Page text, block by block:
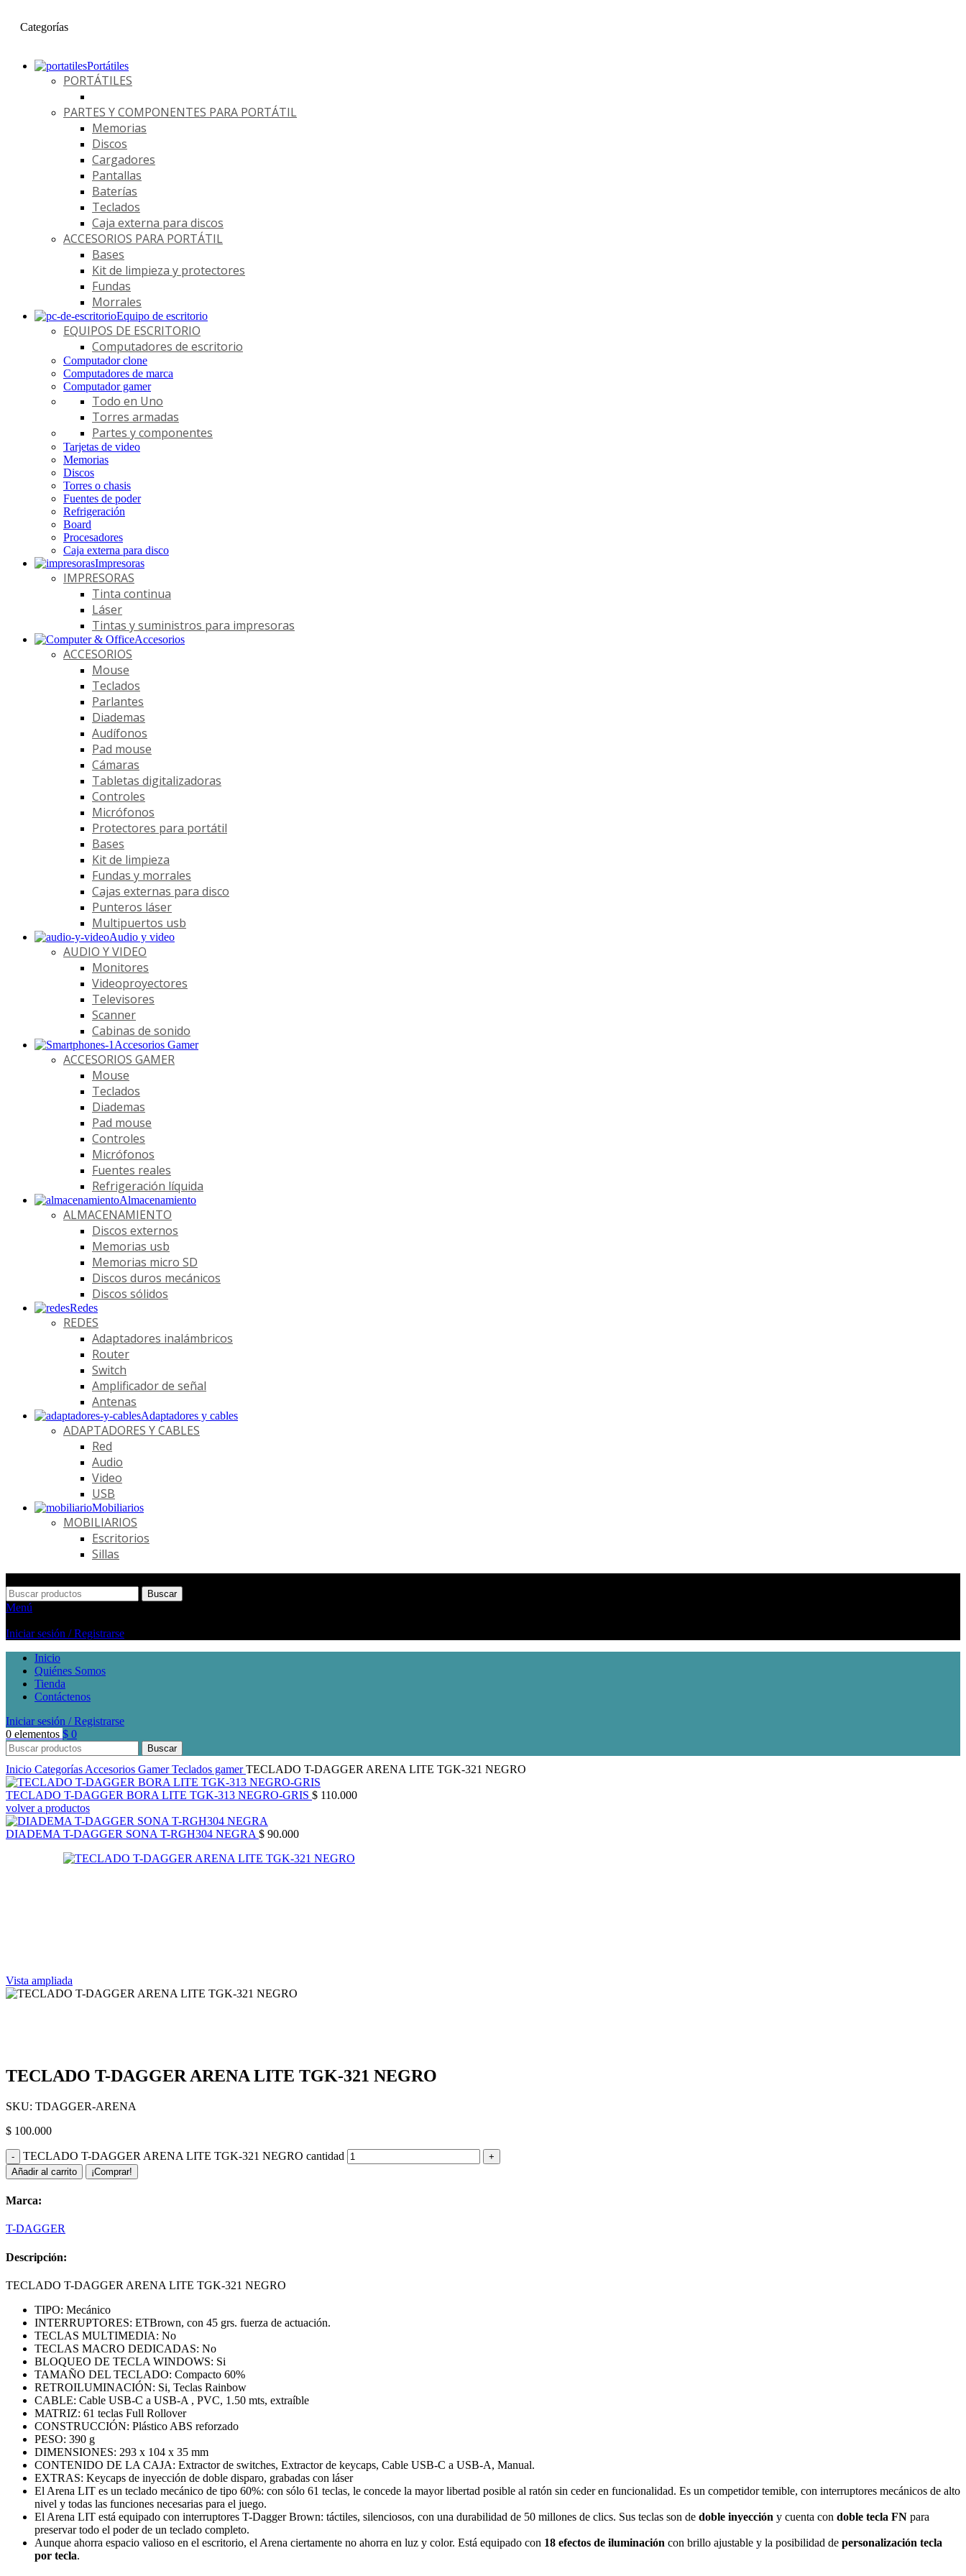
Categorías
Portátiles
PORTÁTILES
PARTES Y COMPONENTES PARA PORTÁTIL
Memorias
Discos
Cargadores
Pantallas
Baterías
Teclados
Caja externa para discos
ACCESORIOS PARA PORTÁTIL
Bases
Kit de limpieza y protectores
Fundas
Morrales
Equipo de escritorio
EQUIPOS DE ESCRITORIO
Computadores de escritorio
Computador clone
Computadores de marca
Computador gamer
Todo en Uno
Torres armadas
Partes y componentes
Tarjetas de video
Memorias
Discos
Torres o chasis
Fuentes de poder
Refrigeración
Board
Procesadores
Caja externa para disco
Impresoras
IMPRESORAS
Tinta continua
Láser
Tintas y suministros para impresoras
Accesorios
ACCESORIOS
Mouse
Teclados
Parlantes
Diademas
Audífonos
Pad mouse
Cámaras
Tabletas digitalizadoras
Controles
Micrófonos
Protectores para portátil
Bases
Kit de limpieza
Fundas y morrales
Cajas externas para disco
Punteros láser
Multipuertos usb
Audio y video
AUDIO Y VIDEO
Monitores
Videoproyectores
Televisores
Scanner
Cabinas de sonido
Accesorios Gamer
ACCESORIOS GAMER
Mouse
Teclados
Diademas
Pad mouse
Controles
Micrófonos
Fuentes reales
Refrigeración líquida
Almacenamiento
ALMACENAMIENTO
Discos externos
Memorias usb
Memorias micro SD
Discos duros mecánicos
Discos sólidos
Redes
REDES
Adaptadores inalámbricos
Router
Switch
Amplificador de señal
Antenas
Adaptadores y cables
ADAPTADORES Y CABLES
Red
Audio
Video
USB
Mobiliarios
MOBILIARIOS
Escritorios
Sillas
Buscar
Menú
Iniciar sesión / Registrarse
Inicio
Quiénes Somos
Tienda
Contáctenos
Iniciar sesión / Registrarse
0 elementos $ 0
Buscar
Inicio Categorías Accesorios GamerTeclados gamerTECLADO T-DAGGER ARENA LITE TGK-321 NEGRO
TECLADO T-DAGGER BORA LITE TGK-313 NEGRO-GRIS $ 110.000
volver a productos
DIADEMA T-DAGGER SONA T-RGH304 NEGRA $ 90.000
Vista ampliada
TECLADO T-DAGGER ARENA LITE TGK-321 NEGRO
SKU: TDAGGER-ARENA
$ 100.000
TECLADO T-DAGGER ARENA LITE TGK-321 NEGRO cantidad
Añadir al carrito ¡Comprar!
Marca:
T-DAGGER
Descripción:
TECLADO T-DAGGER ARENA LITE TGK-321 NEGRO
TIPO: Mecánico
INTERRUPTORES: ETBrown, con 45 grs. fuerza de actuación.
TECLAS MULTIMEDIA: No
TECLAS MACRO DEDICADAS: No
BLOQUEO DE TECLA WINDOWS: Si
TAMAÑO DEL TECLADO: Compacto 60%
RETROILUMINACIÓN: Si, Teclas Rainbow
CABLE: Cable USB-C a USB-A , PVC, 1.50 mts, extraíble
MATRIZ: 61 teclas Full Rollover
CONSTRUCCIÓN: Plástico ABS reforzado
PESO: 390 g
DIMENSIONES: 293 x 104 x 35 mm
CONTENIDO DE LA CAJA: Extractor de switches, Extractor de keycaps, Cable USB-C a USB-A, Manual.
EXTRAS: Keycaps de inyección de doble disparo, grabadas con láser
El Arena LIT es un teclado mecánico de tipo 60%: con sólo 61 teclas, le concede la mayor libertad posible al ratón sin ceder en funcionalidad. Es un competidor temible, con interruptores mecánicos de alto
nivel y todas las funciones necesarias para el juego.
El Arena LIT está equipado con interruptores T-Dagger Brown: táctiles, silenciosos, con una durabilidad de 50 millones de clics. Sus teclas son de doble inyección y cuenta con doble tecla FN para
preservar todo el poder de un teclado completo.
Aunque ahorra espacio valioso en el escritorio, el Arena ciertamente no ahorra en luz y color. Está equipado con 18 efectos de iluminación con brillo ajustable y la posibilidad de personalización tecla
por tecla.